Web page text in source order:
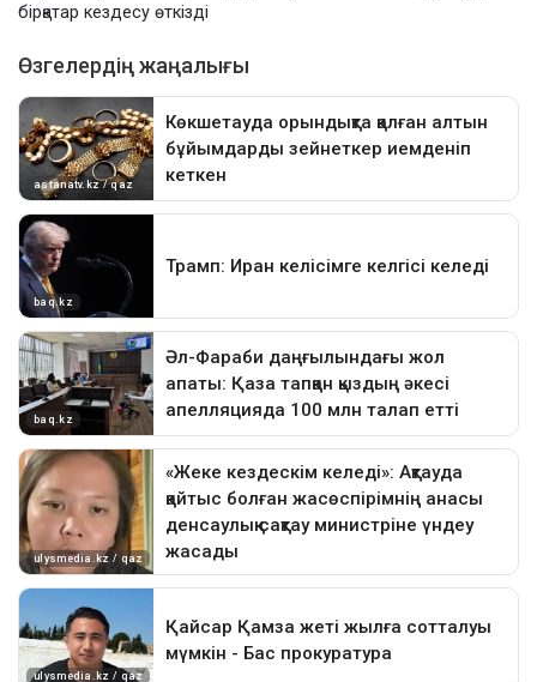
бірқатар кездесу өткізді